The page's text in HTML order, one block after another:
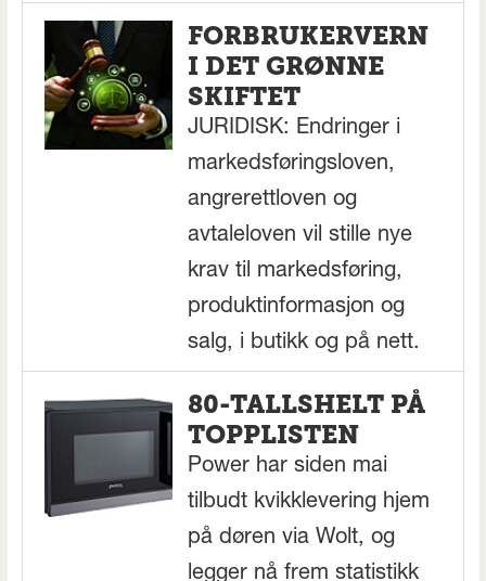
FORBRUKERVERN
I DET GRØNNE
SKIFTET
JURIDISK: Endringer i
markedsføringsloven,
angrerettloven og
avtaleloven vil stille nye
krav til markedsføring,
produktinformasjon og
salg, i butikk og på nett.
80-TALLSHELT PÅ
TOPPLISTEN
Power har siden mai
tilbudt kvikklevering hjem
på døren via Wolt, og
legger nå frem statistikk